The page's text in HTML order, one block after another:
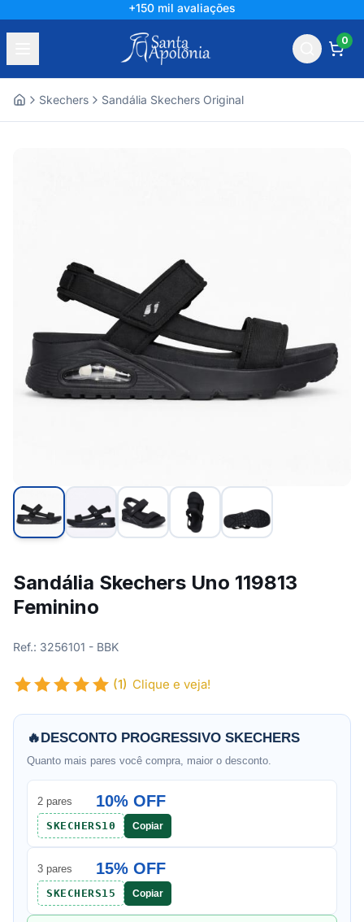
+150 mil avaliações
0
Skechers Sandália Skechers Original
Sandália Skechers Uno 119813
Feminino
Ref.: 3256101 - BBK
(1) Clique e veja!
🔥DESCONTO PROGRESSIVO SKECHERS
Quanto mais pares você compra, maior o desconto.
2 pares 10% OFF
SKECHERS10 Copiar
3 pares 15% OFF
SKECHERS15 Copiar